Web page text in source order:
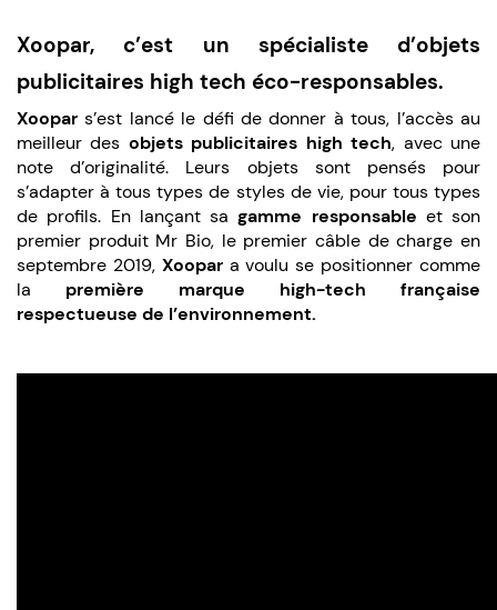
Xoopar, c’est un spécialiste d’objets
publicitaires high tech éco-responsables.
Xoopar s’est lancé le défi de donner à tous, l’accès au
meilleur des objets publicitaires high tech, avec une
note d’originalité. Leurs objets sont pensés pour
s’adapter à tous types de styles de vie, pour tous types
de profils. En lançant sagamme responsable et son
premier produit Mr Bio, le premier câble de charge en
septembre 2019, Xoopara voulu se positionner comme
la première marque high-tech française
respectueuse de l’environnement.